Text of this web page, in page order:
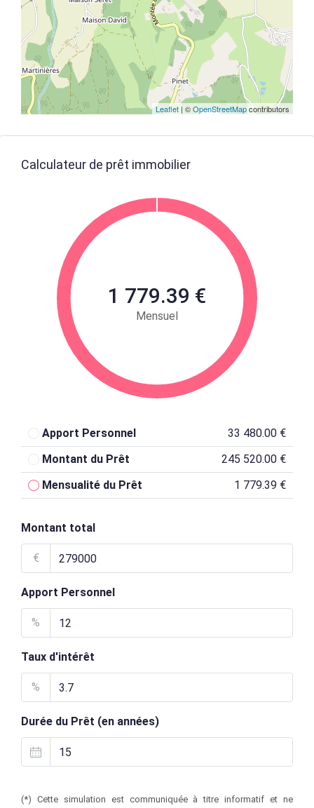
Leaflet | ©OpenStreetMapcontributors
Calculateur de prêt immobilier
1 779.39 €
Mensuel
Apport Personnel
33 480.00 €
Montant du Prêt
245 520.00 €
Mensualité du Prêt
1 779.39 €
Montant total
€
Apport Personnel
%
Taux d'intérêt
%
Durée du Prêt (en années)
(*) Cette simulation est communiquée à titre informatif et ne